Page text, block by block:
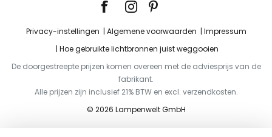
Privacy-instellingen Algemene voorwaarden
Impressum
Hoe gebruikte lichtbronnen juist weggooien
De doorgestreepte prijzen komen overeen met de adviesprijs van de
fabrikant.
Alle prijzen zijn inclusief 21% BTW en excl. verzendkosten.
© 2026 Lampenwelt GmbH